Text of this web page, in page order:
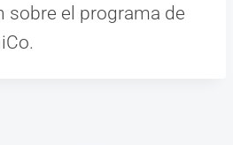
sobre el programa de